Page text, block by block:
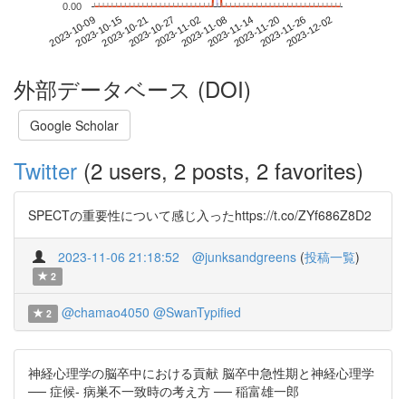
2023-10-092023-10-152023-10-212023-10-272023-11-022023-11-082023-11-142023-11-202023-11-262023-12-02
0.00
外部データベース (DOI)
Google Scholar
Twitter (2 users, 2 posts, 2 favorites)
SPECTの重要性について感じ入ったhttps://t.co/ZYf686Z8D2
2023-11-06 21:18:52 @junksandgreens (投稿一覧)
2
2 @chamao4050 @SwanTypified
神経心理学の脳卒中における貢献 脳卒中急性期と神経心理学
── 症候- 病巣不一致時の考え方 ── 稲富雄一郎